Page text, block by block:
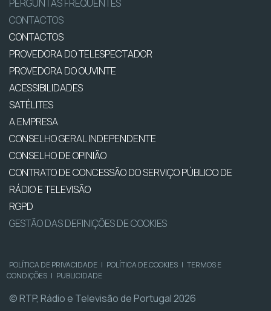
PERGUNTAS FREQUENTES
CONTACTOS
CONTACTOS
PROVEDORA DO TELESPECTADOR
PROVEDORA DO OUVINTE
ACESSIBILIDADES
SATÉLITES
A EMPRESA
CONSELHO GERAL INDEPENDENTE
CONSELHO DE OPINIÃO
CONTRATO DE CONCESSÃO DO SERVIÇO PÚBLICO DE
RÁDIO E TELEVISÃO
RGPD
GESTÃO DAS DEFINIÇÕES DE COOKIES
POLÍTICA DE PRIVACIDADE | POLÍTICA DE COOKIES | TERMOS E
CONDIÇÕES | PUBLICIDADE
© RTP, Rádio e Televisão de Portugal 2026